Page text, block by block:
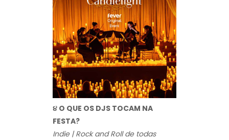
૪ O QUE OS DJS TOCAM NA
FESTA?
Indie | Rock and Roll de todas